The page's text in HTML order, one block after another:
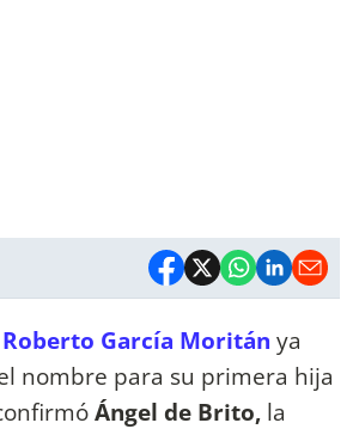
García Moritán ya
nombre para su primera hija
Ángel de Brito, la